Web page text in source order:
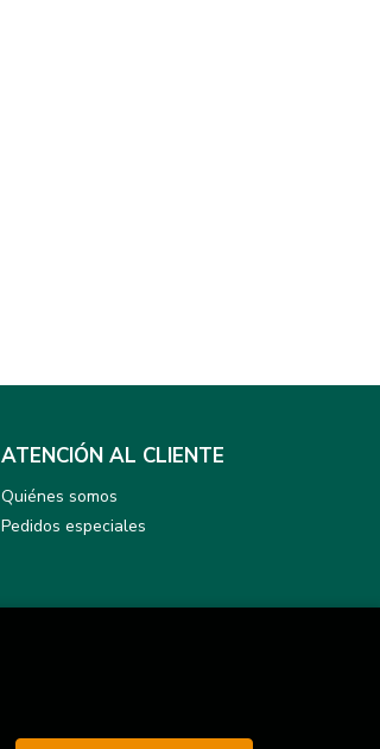
ATENCIÓN AL CLIENTE
Quiénes somos
Pedidos especiales